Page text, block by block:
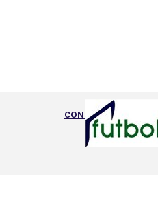
CONDICIONES
PRIVACIDAD -
DEVOLUCIONES